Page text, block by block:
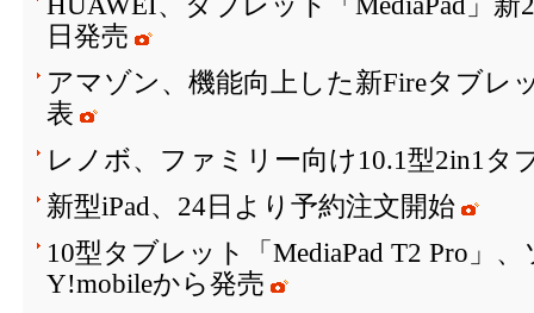
日発売
アマゾン、機能向上した新Fireタブレ
表
レノボ、ファミリー向け10.1型2in1タ
新型iPad、24日より予約注文開始
10型タブレット「MediaPad T2 Pro」
Y!mobileから発売